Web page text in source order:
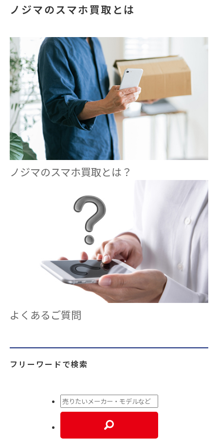
ノジマのスマホ買取とは
ノジマのスマホ買取とは？
よくあるご質問
フリーワードで検索